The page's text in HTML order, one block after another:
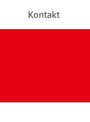
Kontakt